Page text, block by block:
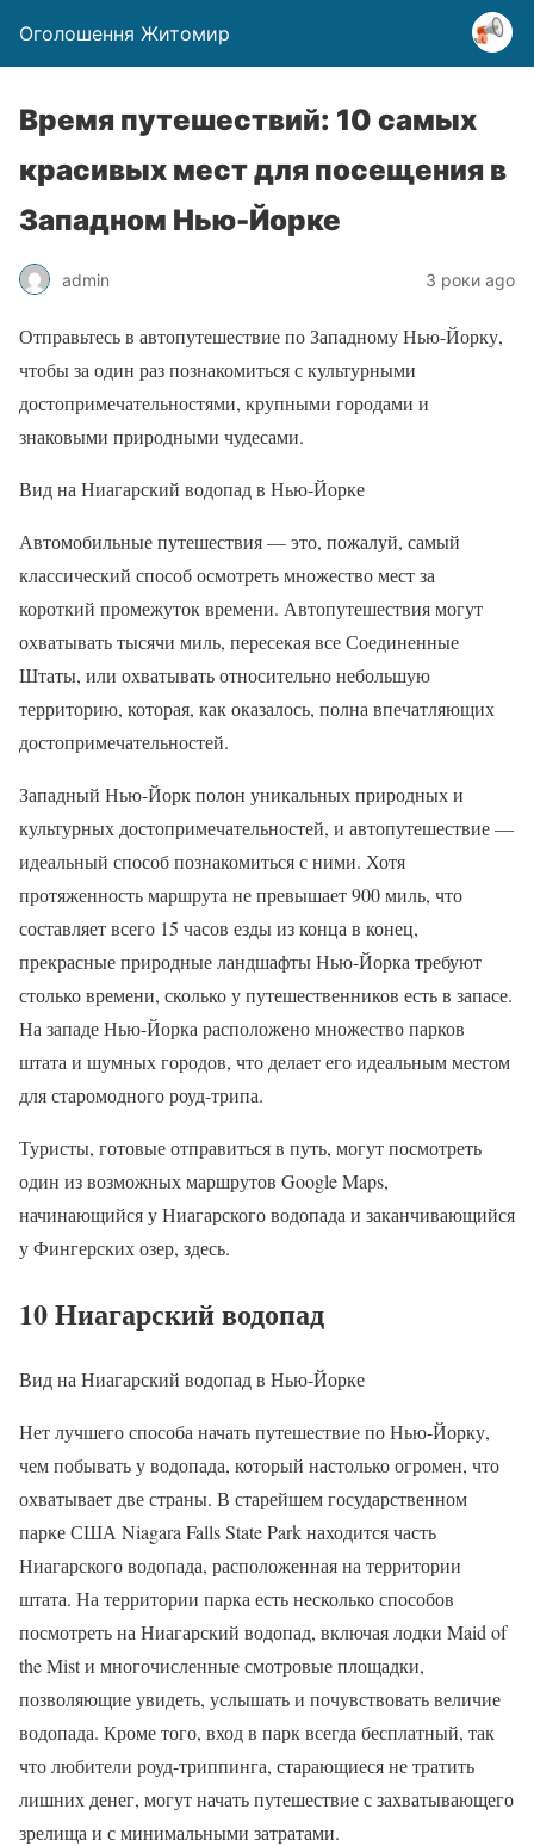
Оголошення Житомир
Время путешествий: 10 самых
красивых мест для посещения в
Западном Нью-Йорке
admin 3 роки ago
Отправьтесь в автопутешествие по Западному Нью-Йорку,
чтобы за один раз познакомиться с культурными
достопримечательностями, крупными городами и
знаковыми природными чудесами.
Вид на Ниагарский водопад в Нью-Йорке
Автомобильные путешествия — это, пожалуй, самый
классический способ осмотреть множество мест за
короткий промежуток времени. Автопутешествия могут
охватывать тысячи миль, пересекая все Соединенные
Штаты, или охватывать относительно небольшую
территорию, которая, как оказалось, полна впечатляющих
достопримечательностей.
Западный Нью-Йорк полон уникальных природных и
культурных достопримечательностей, и автопутешествие —
идеальный способ познакомиться с ними. Хотя
протяженность маршрута не превышает 900 миль, что
составляет всего 15 часов езды из конца в конец,
прекрасные природные ландшафты Нью-Йорка требуют
столько времени, сколько у путешественников есть в запасе.
На западе Нью-Йорка расположено множество парков
штата и шумных городов, что делает его идеальным местом
для старомодного роуд-трипа.
Туристы, готовые отправиться в путь, могут посмотреть
один из возможных маршрутов Google Maps,
начинающийся у Ниагарского водопада и заканчивающийся
у Фингерских озер, здесь.
10 Ниагарский водопад
Вид на Ниагарский водопад в Нью-Йорке
Нет лучшего способа начать путешествие по Нью-Йорку,
чем побывать у водопада, который настолько огромен, что
охватывает две страны. В старейшем государственном
парке США Niagara Falls State Park находится часть
Ниагарского водопада, расположенная на территории
штата. На территории парка есть несколько способов
посмотреть на Ниагарский водопад, включая лодки Maid of
the Mist и многочисленные смотровые площадки,
позволяющие увидеть, услышать и почувствовать величие
водопада. Кроме того, вход в парк всегда бесплатный, так
что любители роуд-триппинга, старающиеся не тратить
лишних денег, могут начать путешествие с захватывающего
зрелища и с минимальными затратами.